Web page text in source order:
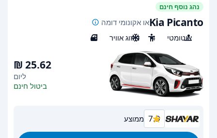
נהג נוסף חינם
Kia Picantoאו אקונומי דומה
אוטומטי
4 מיזוג אוויר 5
ליום
ביטול חינם
7.9 ממוצע